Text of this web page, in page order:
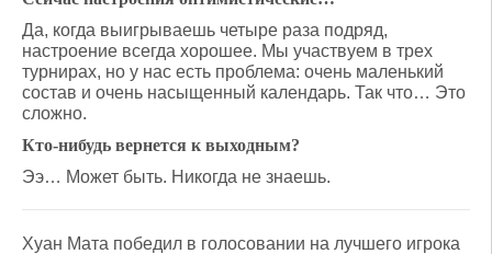
Да, когда выигрываешь четыре раза подряд,
настроение всегда хорошее. Мы участвуем в трех
турнирах, но у нас есть проблема: очень маленький
состав и очень насыщенный календарь. Так что… Это
сложно.
Кто-нибудь вернется к выходным?
Ээ… Может быть. Никогда не знаешь.
Хуан Мата победил в голосовании на лучшего игрока